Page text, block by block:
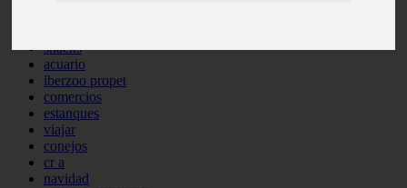
snacks
acuario
iberzoo propet
comercios
estanques
viajar
conejos
cr a
navidad